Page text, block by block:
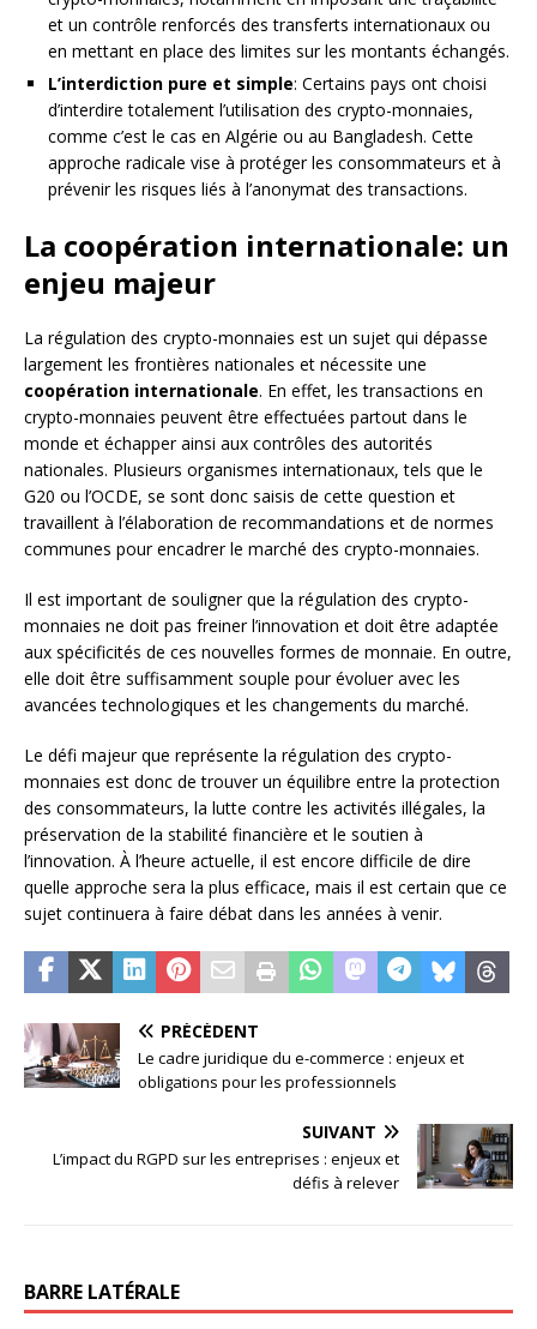
et un contrôle renforcés des transferts internationaux ou
en mettant en place des limites sur les montants échangés.
L’interdiction pure et simple: Certains pays ont choisi
d’interdire totalement l’utilisation des crypto-monnaies,
comme c’est le cas en Algérie ou au Bangladesh. Cette
approche radicale vise à protéger les consommateurs et à
prévenir les risques liés à l’anonymat des transactions.
La coopération internationale: un
enjeu majeur
La régulation des crypto-monnaies est un sujet qui dépasse
largement les frontières nationales et nécessite une
coopération internationale. En effet, les transactions en
crypto-monnaies peuvent être effectuées partout dans le
monde et échapper ainsi aux contrôles des autorités
nationales. Plusieurs organismes internationaux, tels que le
G20 ou l’OCDE, se sont donc saisis de cette question et
travaillent à l’élaboration de recommandations et de normes
communes pour encadrer le marché des crypto-monnaies.
Il est important de souligner que la régulation des crypto-
monnaies ne doit pas freiner l’innovation et doit être adaptée
aux spécificités de ces nouvelles formes de monnaie. En outre,
elle doit être suffisamment souple pour évoluer avec les
avancées technologiques et les changements du marché.
Le défi majeur que représente la régulation des crypto-
monnaies est donc de trouver un équilibre entre la protection
des consommateurs, la lutte contre les activités illégales, la
préservation de la stabilité financière et le soutien à
l’innovation. À l’heure actuelle, il est encore difficile de dire
quelle approche sera la plus efficace, mais il est certain que ce
sujet continuera à faire débat dans les années à venir.
PRÉCÉDENT
Le cadre juridique du e-commerce : enjeux et
obligations pour les professionnels
SUIVANT
L’impact du RGPD sur les entreprises : enjeux et
défis à relever
BARRE LATÉRALE